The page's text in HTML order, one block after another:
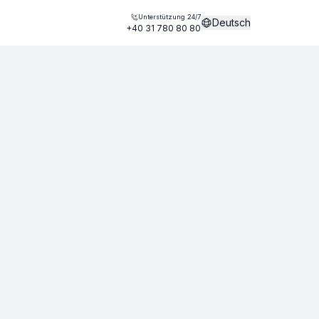
Unterstützung 24/7
+40 31 780 80 80 Deutsch